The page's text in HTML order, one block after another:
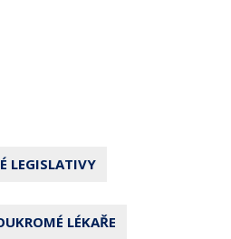
LEGISLATIVY
LÉKAŘE